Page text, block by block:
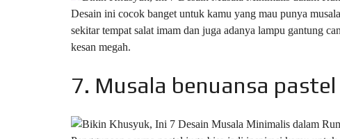
Desain ini cocok banget untuk kamu yang mau punya
sekitar tempat salat imam dan juga adanya lampu gantung
kesan megah.
7. Musala benuansa pastel